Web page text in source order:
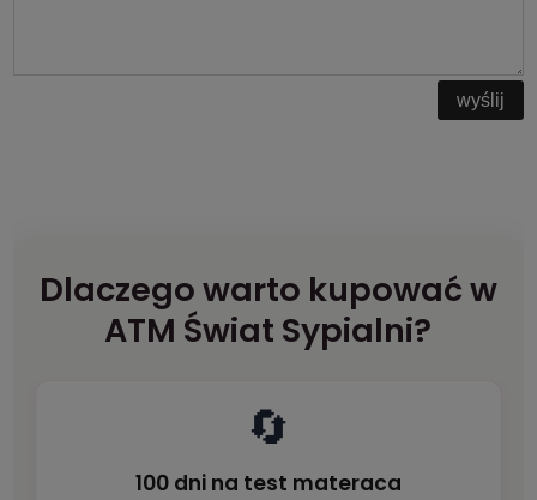
wyślij
Dlaczego warto kupować w
ATM Świat Sypialni?
🔄
100 dni na test materaca